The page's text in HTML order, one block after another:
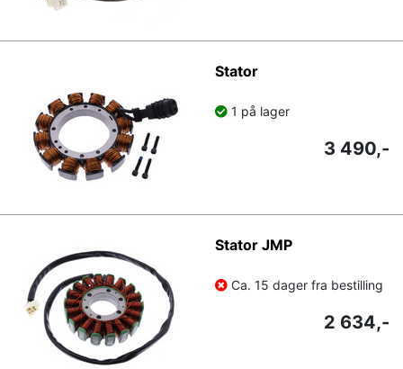
Stator
1 på lager
3 490,-
Stator JMP
Ca. 15 dager fra bestilling
2 634,-